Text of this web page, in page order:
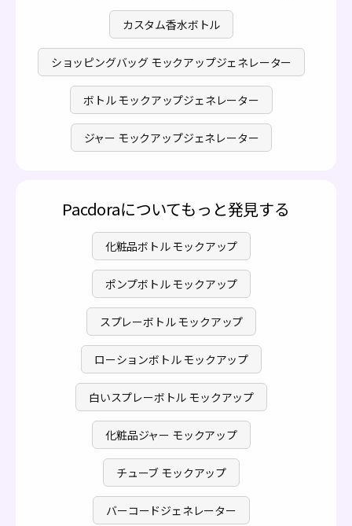
カスタム香水ボトル
ショッピングバッグ モックアップジェネレーター
ボトル モックアップジェネレーター
ジャー モックアップジェネレーター
Pacdoraについてもっと発見する
化粧品ボトル モックアップ
ポンプボトル モックアップ
スプレーボトル モックアップ
ローションボトル モックアップ
白いスプレーボトル モックアップ
化粧品ジャー モックアップ
チューブ モックアップ
バーコードジェネレーター